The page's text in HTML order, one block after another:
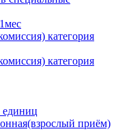
категория
категория
единиц
приём)